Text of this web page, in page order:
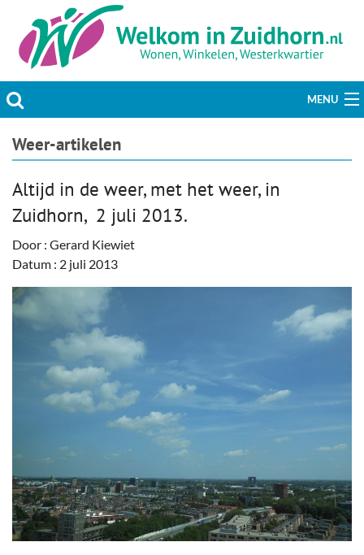
MENU
Actueel
Welzijn & Maatschappij
Bedrijven
Prikbord & Aanbiedingen
Plaats bericht
Weer-artikelen
Altijd in de weer, met het weer, in
Zuidhorn, 2 juli 2013.
Door : Gerard Kiewiet
Datum : 2 juli 2013